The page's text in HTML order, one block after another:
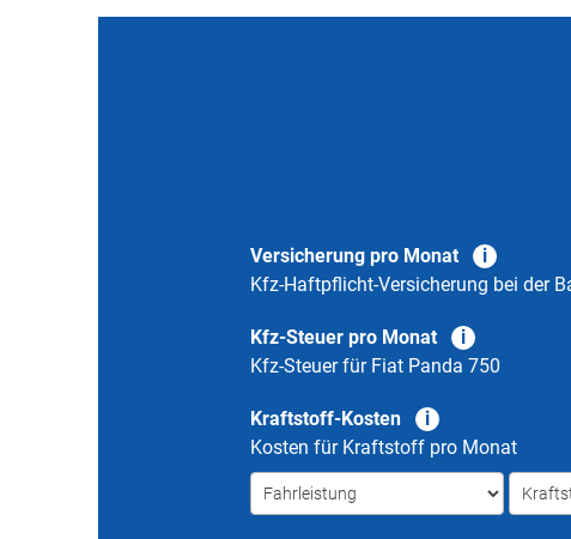
Versicherung pro Monat
Kfz-Haftpflicht-Versicherung bei der
Kfz-Steuer pro Monat
Kfz-Steuer für Fiat Panda 750
Kraftstoff-Kosten
Kosten für Kraftstoff pro Monat